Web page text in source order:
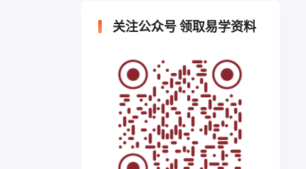
关注公众号 领取易学资料